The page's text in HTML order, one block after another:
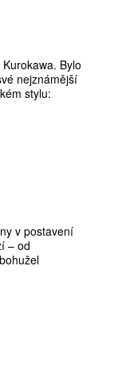
Bylo
nejznámější
stylu:
v postavení
– od